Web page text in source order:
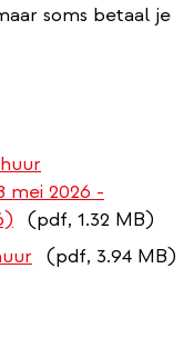
soms betaal je
mei 2026 -
(pdf, 1.32 MB)
(pdf, 3.94 MB)